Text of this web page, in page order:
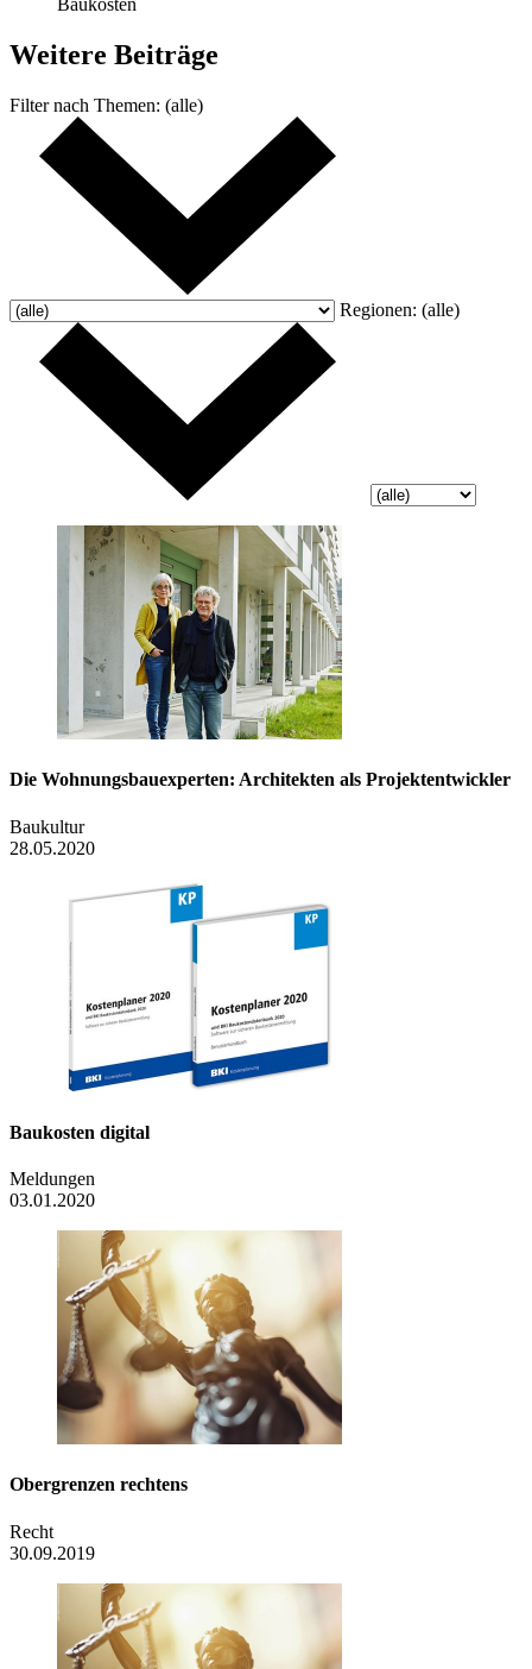
Baukosten
Weitere Beiträge
Filter nach Themen: (alle)
Regionen: (alle)
Die Wohnungsbauexperten: Architekten als Projektentwickler
Baukultur
28.05.2020
Baukosten digital
Meldungen
03.01.2020
Obergrenzen rechtens
Recht
30.09.2019